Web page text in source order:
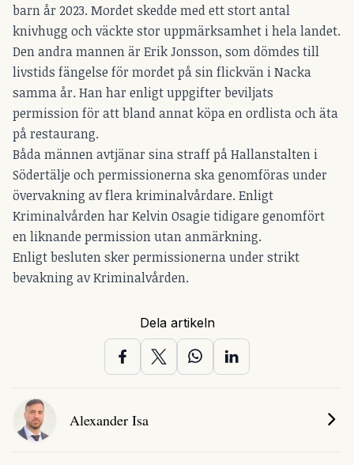
barn år 2023. Mordet skedde med ett stort antal
knivhugg och väckte stor uppmärksamhet i hela landet.
Den andra mannen är Erik Jonsson, som dömdes till
livstids fängelse för mordet på sin flickvän i Nacka
samma år. Han har enligt uppgifter beviljats
permission för att bland annat köpa en ordlista och äta
på restaurang.
Båda männen avtjänar sina straff på Hallanstalten i
Södertälje och permissionerna ska genomföras under
övervakning av flera kriminalvårdare. Enligt
Kriminalvården har Kelvin Osagie tidigare genomfört
en liknande permission utan anmärkning.
Enligt besluten sker permissionerna under strikt
bevakning av Kriminalvården.
Dela artikeln
Alexander Isa